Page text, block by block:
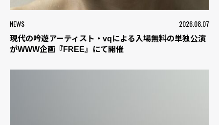
NEWS 2026.08.07
現代の吟遊アーティスト・vqによる入場無料の単独公演
がWWW企画『FREE』にて開催